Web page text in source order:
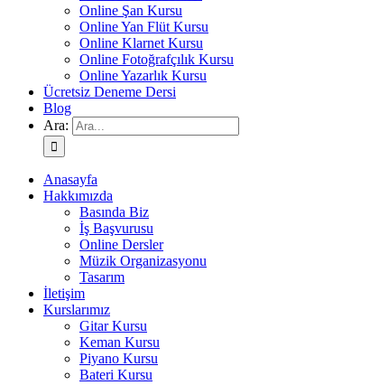
Online Şan Kursu
Online Yan Flüt Kursu
Online Klarnet Kursu
Online Fotoğrafçılık Kursu
Online Yazarlık Kursu
Ücretsiz Deneme Dersi
Blog
Ara:
Anasayfa
Hakkımızda
Basında Biz
İş Başvurusu
Online Dersler
Müzik Organizasyonu
Tasarım
İletişim
Kurslarımız
Gitar Kursu
Keman Kursu
Piyano Kursu
Bateri Kursu